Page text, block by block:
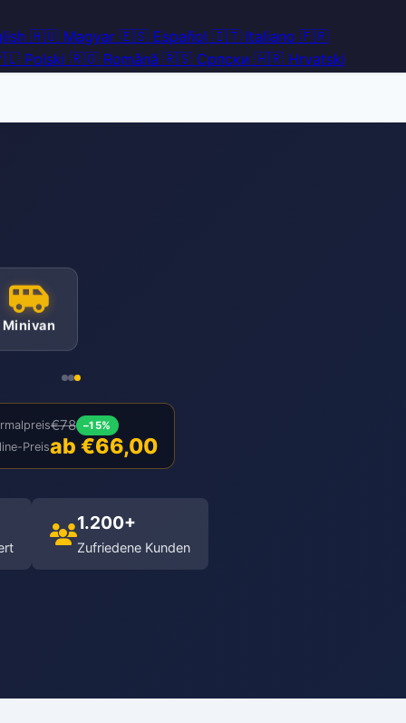
🇭🇺 Magyar 🇪🇸 Español 🇮🇹 Italiano 🇫🇷
Polski 🇷🇴 Română 🇷🇸 Српски 🇭🇷 Hrvatski
Minivan
€78 –15%
Preisab €66,00
1.200+
Zufriedene Kunden